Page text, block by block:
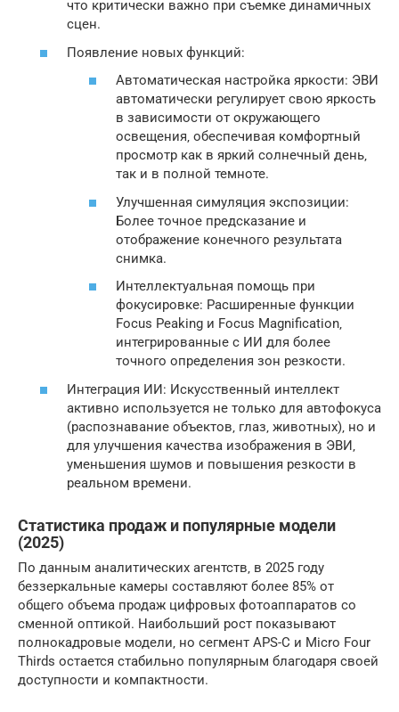
что критически важно при съемке динамичных
сцен.
Появление новых функций:
Автоматическая настройка яркости: ЭВИ
автоматически регулирует свою яркость
в зависимости от окружающего
освещения‚ обеспечивая комфортный
просмотр как в яркий солнечный день‚
так и в полной темноте.
Улучшенная симуляция экспозиции:
Более точное предсказание и
отображение конечного результата
снимка.
Интеллектуальная помощь при
фокусировке: Расширенные функции
Focus Peaking и Focus Magnification‚
интегрированные с ИИ для более
точного определения зон резкости.
Интеграция ИИ: Искусственный интеллект
активно используется не только для автофокуса
(распознавание объектов‚ глаз‚ животных)‚ но и
для улучшения качества изображения в ЭВИ‚
уменьшения шумов и повышения резкости в
реальном времени.
Статистика продаж и популярные модели
(2025)
По данным аналитических агентств‚ в 2025 году
беззеркальные камеры составляют более 85% от
общего объема продаж цифровых фотоаппаратов со
сменной оптикой. Наибольший рост показывают
полнокадровые модели‚ но сегмент APS-C и Micro Four
Thirds остается стабильно популярным благодаря своей
доступности и компактности.